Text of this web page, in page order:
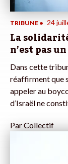
TRIBUNE • 24
La
n’est pas
Dans cette
réaffirment que
appeler au
d’Israël ne
ParCollectif